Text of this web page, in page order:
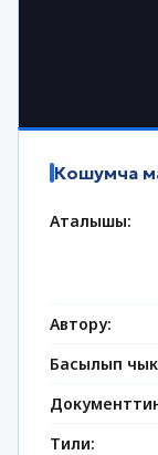
Кошумча
Аталышы:
Автору:
Басылып
Тили: